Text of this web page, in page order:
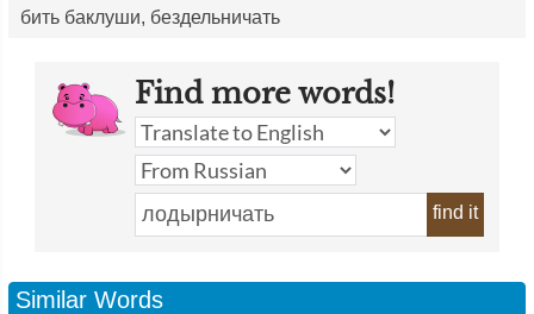
бить баклуши, бездельничать
Find more words!
find it
Similar Words